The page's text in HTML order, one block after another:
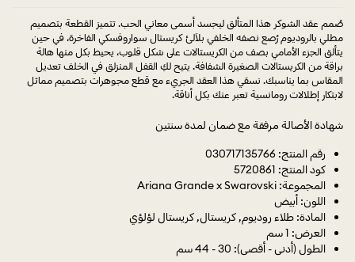
صُمم عقد الشوكر هذا المتألق ليجسد أسمى معاني الحب. تتميز القطعة بتصميم
مطلي بالروديوم رُصع نصفه الخلفي بلآلئ كريستال سواروفسكي الفاخرة، في حين
يتألق الجزء الأمامي بصف من الكريستالات على شكل قلوب، يحيط بكل منها هالة
براقة من الكريستالات الصغيرة الشفافة. يتيح لكِ القفل المنزلق في الخلف تعديل
المقاس بما يناسبك. نسقي هذا العقد الجريء مع قطع مجوهرات بتصميم مماثل
لابتكار إطلالات رومانسية تعبر عنك بكل أناقة.
شهادة الأصالة مرفقة مع ضمان لمدة سنتين
رقم المنتج: 030717135766
كود المنتج: 5720861
المجموعة: Ariana Grande x Swarovski
اللون: أبيض
المادة: طلاء روديوم, كريستال, كريستال لؤلؤي
العرض: 1 سم
الطول (أدنى - أقصى): 30 - 44 سم